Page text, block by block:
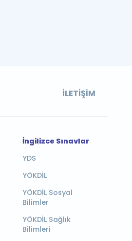
İLETIŞIM
İngilizce Sınavlar
YDS
YÖKDİL
YÖKDİL Sosyal
Bilimler
YÖKDİL Sağlık
Bilimleri